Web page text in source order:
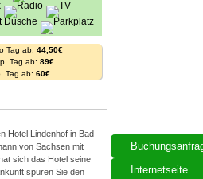
Internetseite
Tag ab: 44,50€
Tag ab: 89€
Tag ab: 60€
Hotel Lindenhof in Bad
von Sachsen mit
sich das Hotel seine
spüren Sie den